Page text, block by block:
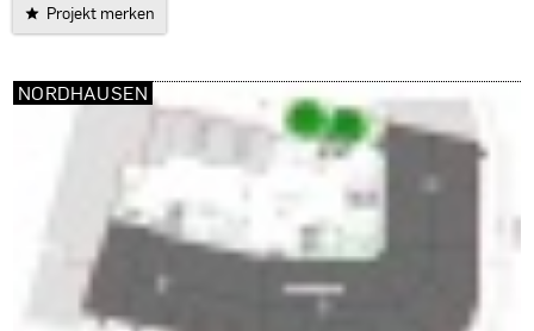
Projekt merken
NORDHAUSEN